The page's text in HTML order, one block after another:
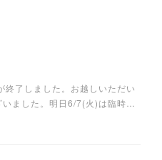
終了しました。お越しいただい
ました。明日6/7(火)は臨時…